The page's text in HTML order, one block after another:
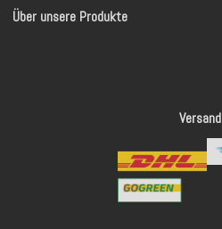
Über unsere Produkte
Versand